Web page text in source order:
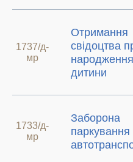
1737/д-
мр
Отримання
свідоцтва
народження
дитини
1733/д-
мр
Заборона
паркування